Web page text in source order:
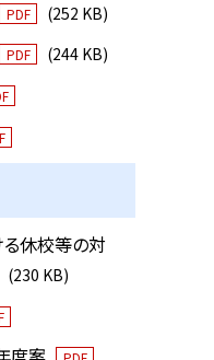
PDF (252 KB)
PDF (244 KB)
休校等の対
(230 KB)